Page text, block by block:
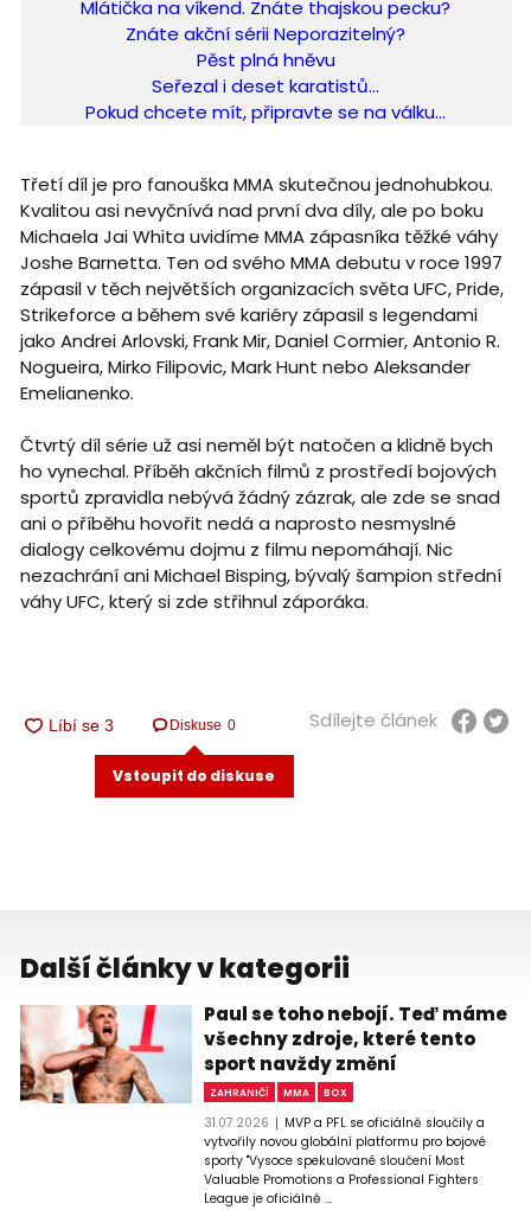
Mlátička na víkend. Znáte thajskou pecku?
Znáte akční sérii Neporazitelný?
Pěst plná hněvu
Seřezal i deset karatistů...
Pokud chcete mít, připravte se na válku...
Třetí díl je pro fanouška MMA skutečnou jednohubkou.
Kvalitou asi nevyčnívá nad první dva díly, ale po boku
Michaela Jai Whita uvidíme MMA zápasníka těžké váhy
Joshe Barnetta. Ten od svého MMA debutu v roce 1997
zápasil v těch největších organizacích světa UFC, Pride,
Strikeforce a během své kariéry zápasil s legendami
jako Andrei Arlovski, Frank Mir, Daniel Cormier, Antonio R.
Nogueira, Mirko Filipovic, Mark Hunt nebo Aleksander
Emelianenko.
Čtvrtý díl série už asi neměl být natočen a klidně bych
ho vynechal. Příběh akčních filmů z prostředí bojových
sportů zpravidla nebývá žádný zázrak, ale zde se snad
ani o příběhu hovořit nedá a naprosto nesmyslné
dialogy celkovému dojmu z filmu nepomáhají. Nic
nezachrání ani Michael Bisping, bývalý šampion střední
váhy UFC, který si zde střihnul záporáka.
Diskuse 0
Vstoupit do diskuse
Sdílejte článek
Další články v kategorii
Paul se toho nebojí. Teď máme
všechny zdroje, které tento
sport navždy změní
ZAHRANIČÍ MMA BOX
31.07.2026
MVP a PFL se oficiálně sloučily a
vytvořily novou globální platformu pro bojové
sporty "Vysoce spekulované sloučení Most
Valuable Promotions a Professional Fighters
League je oficiálně ...